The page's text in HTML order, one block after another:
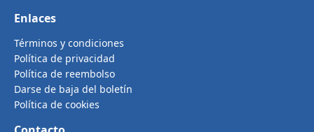
Enlaces
Términos y condiciones
Política de privacidad
Política de reembolso
Darse de baja del boletín
Política de cookies